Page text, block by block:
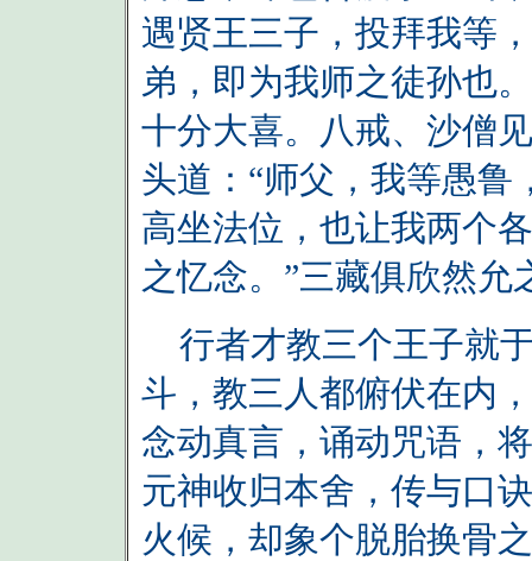
遇贤王三子，投拜我等
弟，即为我师之徒孙也
十分大喜。八戒、沙僧
头道：“师父，我等愚
高坐法位，也让我两个
之忆念。”三藏俱欣然允
行者才教三个王子就
斗，教三人都俯伏在内
念动真言，诵动咒语，
元神收归本舍，传与口
火候，却象个脱胎换骨